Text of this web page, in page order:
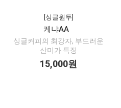
[싱글원두]
케냐AA
싱글커피의 최강자, 부드러운
산미가 특징
15,000원